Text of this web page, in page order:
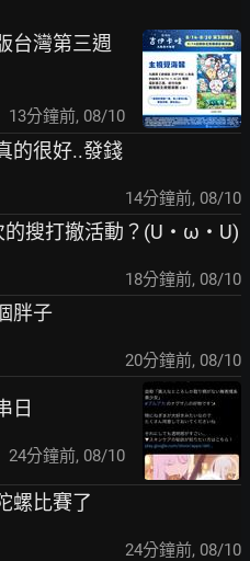
台灣第三週
14分鐘前, 08/10
的很好..發錢
15分鐘前, 08/10
的搜打撤活動？(U・ω・U)
18分鐘前, 08/10
胖子
20分鐘前, 08/10
日
24分鐘前, 08/10
螺比賽了
24分鐘前, 08/10